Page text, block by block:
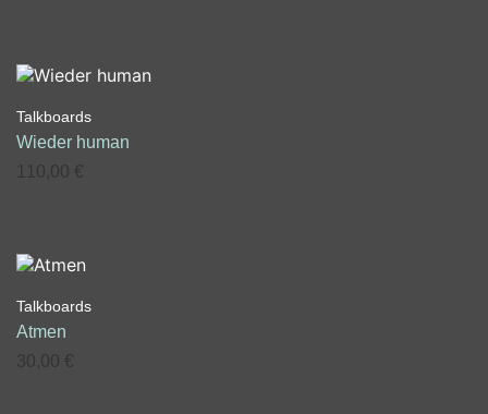
Talkboards
Wieder human
110,00
€
Talkboards
Atmen
30,00
€